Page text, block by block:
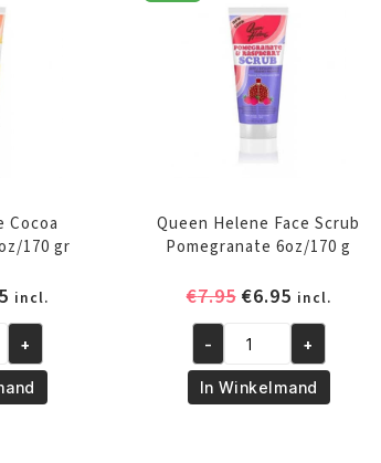
aantal
Cocoa
170 gr
Huidige
prijs
is:
€6.95.
incl.
+
Queen Helene Face Scrub
Pomegranate 6oz/170 g
€7.95 Oorspronkelijke
was:
€7.95.
€6.95Huidige
prijs
is:
€6.95.
incl.
Queen
Helene
Face
- +
In Winkelmand